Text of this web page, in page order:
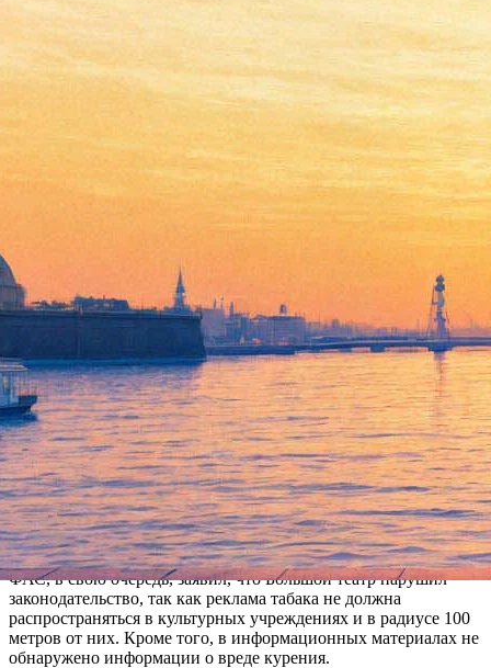
Большому театру грозит
крупный штраф за рекламу
табачной компании
Версия для печати
Как считает Федеральная антимонопольная служба, Большой
театр России нарушил закон "О рекламе", разместив логотип
своего спонсора, табачной кампании Japan Tobacco
International (JTI), в информационных материалах. Об это
сообщает Лента.ру.
Логотипы табачной компании с подписью "Официальный
спонсор балета Большого театра JTI" были обнаружены одним
из зрителей на программке балета "Раймонда" и брошюре с
репертуаром театра на текущий год. Он и прислал эту
продукцию театра в ФАС.
ФАС, в свою очередь, заявил, что Большой театр нарушил
законодательство, так как реклама табака не должна
распространяться в культурных учреждениях и в радиусе 100
метров от них. Кроме того, в информационных материалах не
обнаружено информации о вреде курения.